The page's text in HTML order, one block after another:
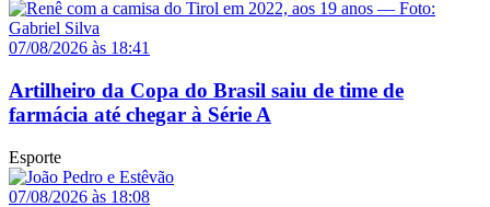
07/08/2026 às 18:41
Artilheiro da Copa do Brasil saiu de time de
farmácia até chegar à Série A
Esporte
07/08/2026 às 18:08